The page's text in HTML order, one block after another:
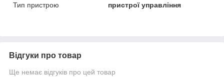
Тип пристрою
пристрої управління
Відгуки про товар
Ще немає відгуків про цей товар